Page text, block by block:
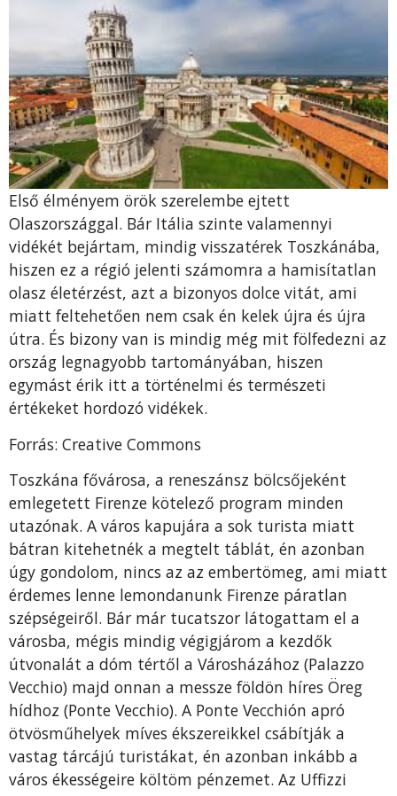
Első élményem örök szerelembe ejtett
Olaszországgal. Bár Itália szinte valamennyi
vidékét bejártam, mindig visszatérek Toszkánába,
hiszen ez a régió jelenti számomra a hamisítatlan
olasz életérzést, azt a bizonyos dolce vitát, ami
miatt feltehetően nem csak én kelek újra és újra
útra. És bizony van is mindig még mit fölfedezni az
ország legnagyobb tartományában, hiszen
egymást érik itt a történelmi és természeti
értékeket hordozó vidékek.
Forrás: Creative Commons
Toszkána fővárosa, a reneszánsz bölcsőjeként
emlegetett Firenze kötelező program minden
utazónak. A város kapujára a sok turista miatt
bátran kitehetnék a megtelt táblát, én azonban
úgy gondolom, nincs az az embertömeg, ami miatt
érdemes lenne lemondanunk Firenze páratlan
szépségeiről. Bár már tucatszor látogattam el a
városba, mégis mindig végigjárom a kezdők
útvonalát a dóm tértől a Városházához (Palazzo
Vecchio) majd onnan a messze földön híres Öreg
hídhoz (Ponte Vecchio). A Ponte Vecchión apró
ötvösműhelyek míves ékszereikkel csábítják a
vastag tárcájú turistákat, én azonban inkább a
város ékességeire költöm pénzemet. Az Uffizzi